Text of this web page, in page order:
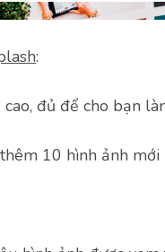
:
đủ để cho bạn
10 hình ảnh mới